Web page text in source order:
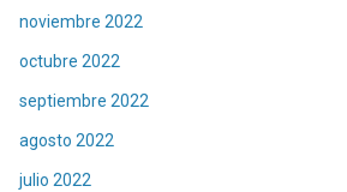
noviembre 2022
octubre 2022
septiembre 2022
agosto 2022
julio 2022